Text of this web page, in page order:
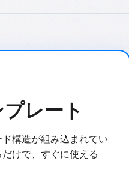
レート
構造が組み込まれてい
けで、すぐに使える